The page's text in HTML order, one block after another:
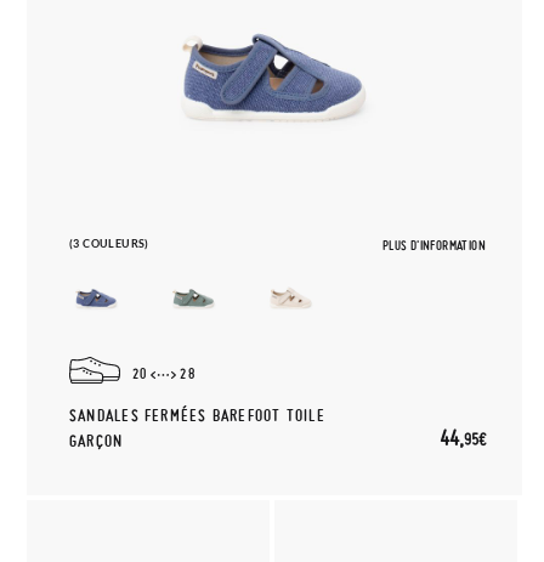
(3 COULEURS) PLUS D'INFORMATION
20 28
SANDALES FERMÉES BAREFOOT TOILE
GARÇON
44,95€